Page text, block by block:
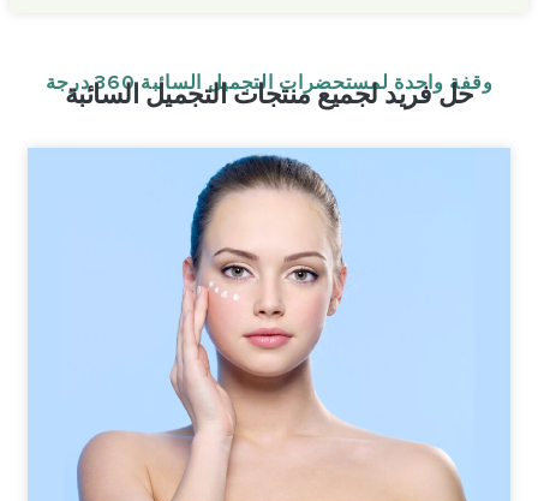
وقفة واحدة لمستحضرات التجميل السائبة 360 درجة
حل فريد لجميع منتجات التجميل السائبة